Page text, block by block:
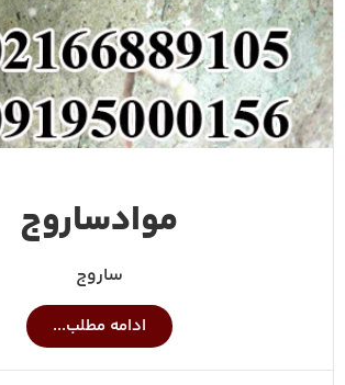
موادساروج
ساروج
ادامه مطلب...